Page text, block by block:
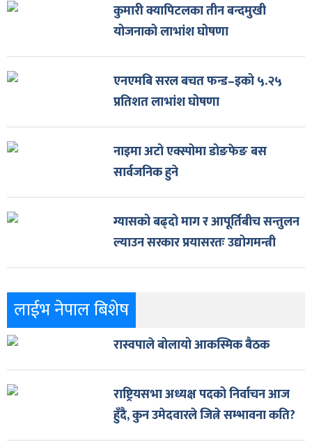
कुमारी क्यापिटलका तीन बन्दमुखी
योजनाको लाभांश घोषणा
एनएमबि सरल बचत फन्ड–इको ५.२५
प्रतिशत लाभांश घोषणा
नाइमा अटो एक्स्पोमा डोङफेङ बस
सार्वजनिक हुने
ग्यासको बढ्दो माग र आपूर्तिबीच सन्तुलन
ल्याउन सरकार प्रयासरतः उद्योगमन्त्री
लाईभ नेपाल बिशेष
रास्वपाले बोलायो आकस्मिक बैठक
राष्ट्रियसभा अध्यक्ष पदको निर्वाचन आज
हुँदै, कुन उमेदवारले जित्ने सम्भावना कति?